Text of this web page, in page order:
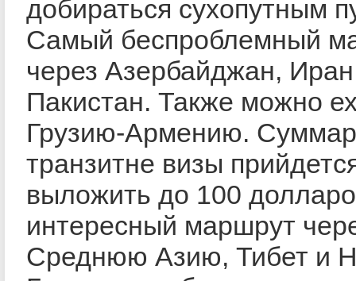
добираться сухопутным
Самый беспроблемный
через Азербайджан,
Пакистан. Также можно
Грузию-Армению.
транзитне визы
выложить до 100
интересный маршрут
Среднюю Азию, Тибет и